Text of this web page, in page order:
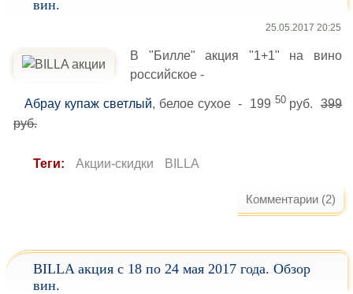
вин.
25.05.2017 20:25
В "Билле" акция "1+1" на вино
российское -
Абрау купаж светлый, белое сухое - 199 50руб.399
руб.
Теги: Акции-скидки BILLA
Комментарии (2)
BILLA акция с 18 по 24 мая 2017 года. Обзор
вин.